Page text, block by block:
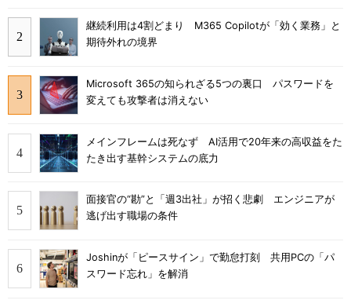
継続利用は4割どまり M365 Copilotが「効く業務」と
期待外れの境界
Microsoft 365の知られざる5つの裏口 パスワードを
変えても攻撃者は消えない
メインフレームは死なず AI活用で20年来の高収益をた
たき出す基幹システムの底力
面接官の“勘”と「週3出社」が招く悲劇 エンジニアが
逃げ出す職場の条件
Joshinが「ピースサイン」で勤怠打刻 共用PCの「パ
スワード忘れ」を解消